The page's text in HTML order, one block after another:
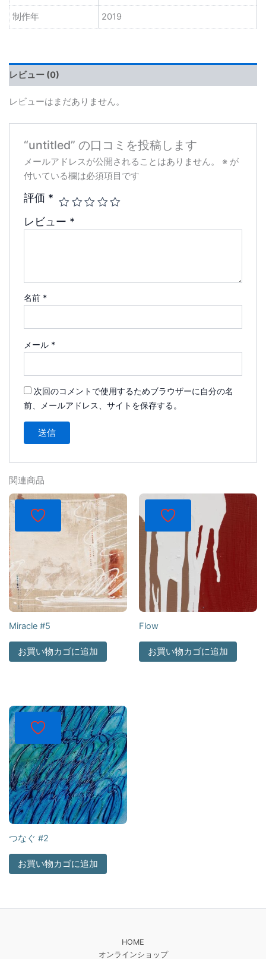
制作年 2019
レビュー (0)
レビューはまだありません。
“untitled” の口コミを投稿します
メールアドレスが公開されることはありません。 ※ が
付いている欄は必須項目です
評価 *
レビュー *
名前 *
メール *
次回のコメントで使用するためブラウザーに自分の名
前、メールアドレス、サイトを保存する。
関連商品
Miracle #5
お買い物カゴに追加
Flow
お買い物カゴに追加
つなぐ #2
お買い物カゴに追加
HOME
オンラインショップ